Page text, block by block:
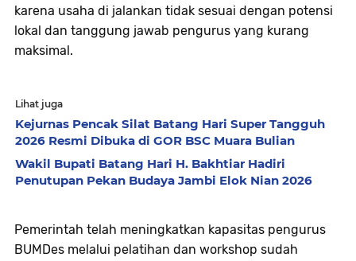
karena usaha di jalankan tidak sesuai dengan potensi
lokal dan tanggung jawab pengurus yang kurang
maksimal.
Lihat juga
Kejurnas Pencak Silat Batang Hari Super Tangguh
2026 Resmi Dibuka di GOR BSC Muara Bulian
Wakil Bupati Batang Hari H. Bakhtiar Hadiri
Penutupan Pekan Budaya Jambi Elok Nian 2026
Pemerintah telah meningkatkan kapasitas pengurus
BUMDes melalui pelatihan dan workshop sudah